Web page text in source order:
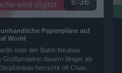
Papierpläne auf
World
oder der Bahn-Neubau
Großprojekte dauern länger als
herrscht oft Chaos -